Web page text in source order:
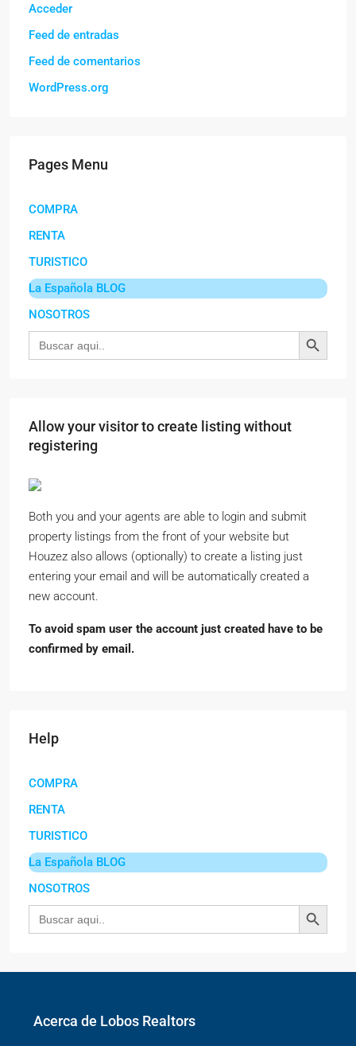
Acceder
Feed de entradas
Feed de comentarios
WordPress.org
Pages Menu
COMPRA
RENTA
TURISTICO
La Española BLOG
NOSOTROS
Buscar:
Botón de
Allow your visitor to create listing without
registering
Both you and your agents are able to login and submit
property listings from the front of your website but
Houzez also allows (optionally) to create a listing just
entering your email and will be automatically created a
new account.
To avoid spam user the account just created have to be
confirmed by email.
Help
COMPRA
RENTA
TURISTICO
La Española BLOG
NOSOTROS
Buscar:
Botón de
Acerca de Lobos Realtors